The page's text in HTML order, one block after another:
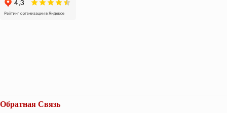
Обратная Связь